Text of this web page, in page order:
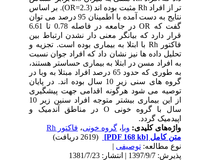
تر از افراد Rh مثبت بوده اند (2.3=OR). بر اساس
نتایج به دست آمده با اطمینان 95 درصد می توان
گفت که OR در جامعه در فاصله 0.78 تا 6.61
قرار دارد که بیانگر معنی دار نشدن ارتباط بین
فاکتور Rh با ابتلا به بیماری بوده است. تجزیه و
تحلیل داده ها نیز نشان داد که افراد جوان نسبت
به افراد مسن در ابتلا به بیماری حساستر هستند،
به طوری که حدود 65 درصد افراد مبتلا به وبا در
گروه های سنی زیر 10 سال بوده اند. در پایان
توصیه می شود هرگونه اقدامی جهت پیشگیری
از این بیماری بیشتر متوجه افراد سنین زیر 10
سال با گروه خونی O در مناطق آندمیک و
اپیدمیک گردد.
واژه‌های کلیدی:وبا،گروه خونی،فاکتور Rh
متن کامل[PDF 168 kb]
نوع مطالعه:توصیفی|
پذیرش: 1397/9/7 | انتشار: 1381/7/23